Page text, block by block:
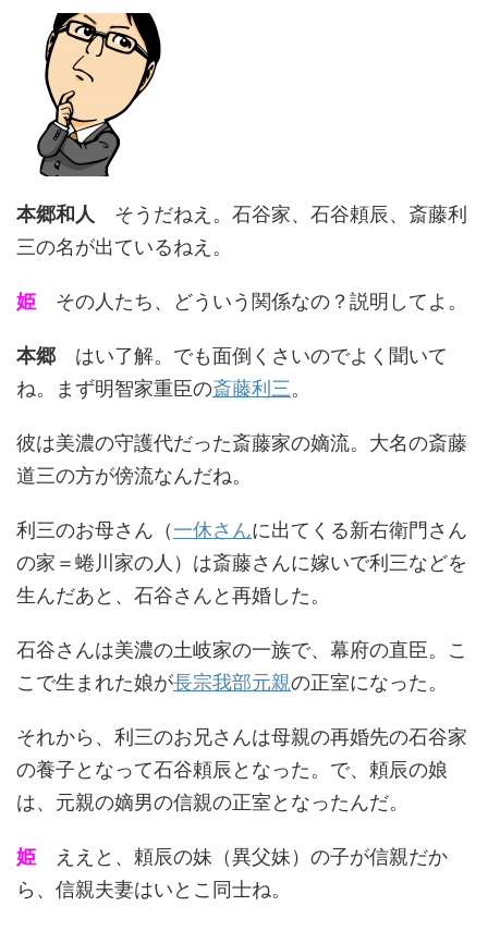
本郷和人 そうだねえ。石谷家、石谷頼辰、斎藤利
三の名が出ているねえ。
姫 その人たち、どういう関係なの？説明してよ。
本郷 はい了解。でも面倒くさいのでよく聞いて
ね。まず明智家重臣の斎藤利三。
彼は美濃の守護代だった斎藤家の嫡流。大名の斎藤
道三の方が傍流なんだね。
利三のお母さん（一休さんに出てくる新右衛門さん
の家＝蜷川家の人）は斎藤さんに嫁いで利三などを
生んだあと、石谷さんと再婚した。
石谷さんは美濃の土岐家の一族で、幕府の直臣。こ
こで生まれた娘が長宗我部元親の正室になった。
それから、利三のお兄さんは母親の再婚先の石谷家
の養子となって石谷頼辰となった。で、頼辰の娘
は、元親の嫡男の信親の正室となったんだ。
姫 ええと、頼辰の妹（異父妹）の子が信親だか
ら、信親夫妻はいとこ同士ね。